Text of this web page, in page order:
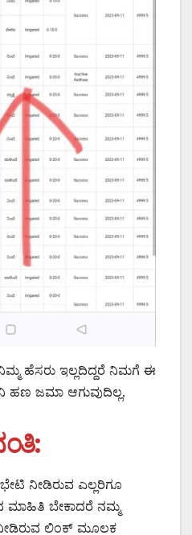
ಹೆಸರು ಇಲ್ಲದಿದ್ದರೆ ನಿಮಗೆ ಈ
ಹಣ ಜಮಾ ಆಗುವುದಿಲ್ಲ.
ನೀಡಿರುವ ಎಲ್ಲರಿಗೂ
ಮಾಹಿತಿ ಬೇಕಾದರೆ ನಮ್ಮ
ಲಿಂಕ್ ಮೂಲಕ